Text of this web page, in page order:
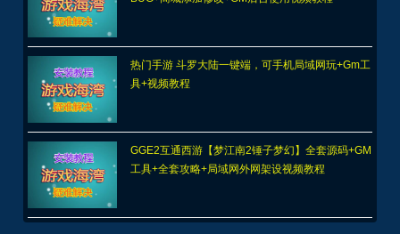
热门手游 斗罗大陆一键端，可手机局域网玩+Gm工
具+视频教程
GGE2互通西游【梦江南2锤子梦幻】全套源码+GM
工具+全套攻略+局域网外网架设视频教程